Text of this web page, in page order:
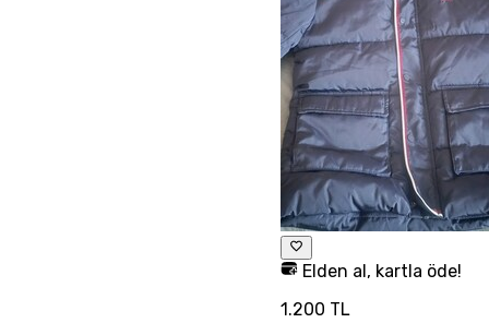
Elden al, kartla öde!
1.200 TL